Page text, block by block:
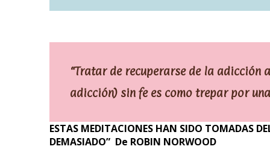
“Tratar de recuperarse de la
adicción) sin fe es como trepar por
ESTAS MEDITACIONES HAN SIDO TOMADAS
DEMASIADO” De ROBIN NORWOOD